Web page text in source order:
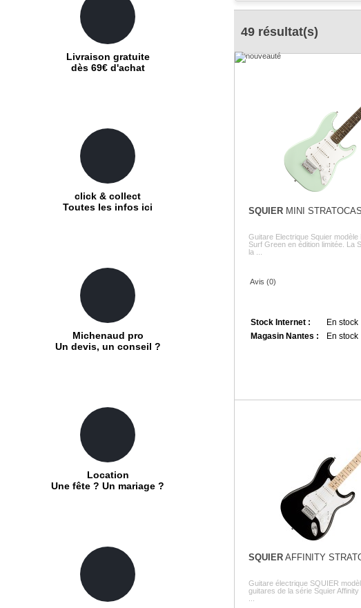
49 résultat(s)
SQUIERMINI
Guitare Electrique Squier
Surf Green en édition limitée. La
la ...
Avis (0)
Stock Internet :
En stock
Magasin Nantes :
En stock
SQUIERAFFINITY
Guitare électrique SQUIER
guitares de la série Squier
Livraison gratuite
dès 69€ d'achat
click & collect
Toutes les infos ici
Michenaud pro
Un devis, un conseil ?
Location
Une fête ? Un mariage ?